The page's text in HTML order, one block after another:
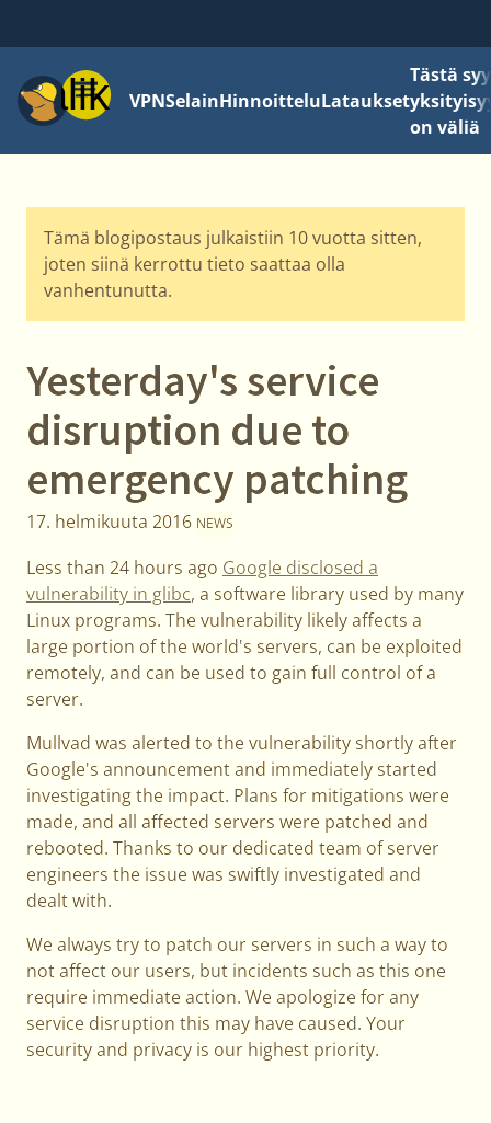
Valikko
VPNSelainHinnoitteluLataukset
Tästä
on väliä
Tämä blogipostaus julkaistiin 10 vuotta sitten,
joten siinä kerrottu tieto saattaa olla
vanhentunutta.
Yesterday's service
disruption due to
emergency patching
17. helmikuuta 2016 NEWS
Less than 24 hours ago Google disclosed a
vulnerability in glibc, a software library used by many
Linux programs. The vulnerability likely affects a
large portion of the world's servers, can be exploited
remotely, and can be used to gain full control of a
server.
Mullvad was alerted to the vulnerability shortly after
Google's announcement and immediately started
investigating the impact. Plans for mitigations were
made, and all affected servers were patched and
rebooted. Thanks to our dedicated team of server
engineers the issue was swiftly investigated and
dealt with.
We always try to patch our servers in such a way to
not affect our users, but incidents such as this one
require immediate action. We apologize for any
service disruption this may have caused. Your
security and privacy is our highest priority.